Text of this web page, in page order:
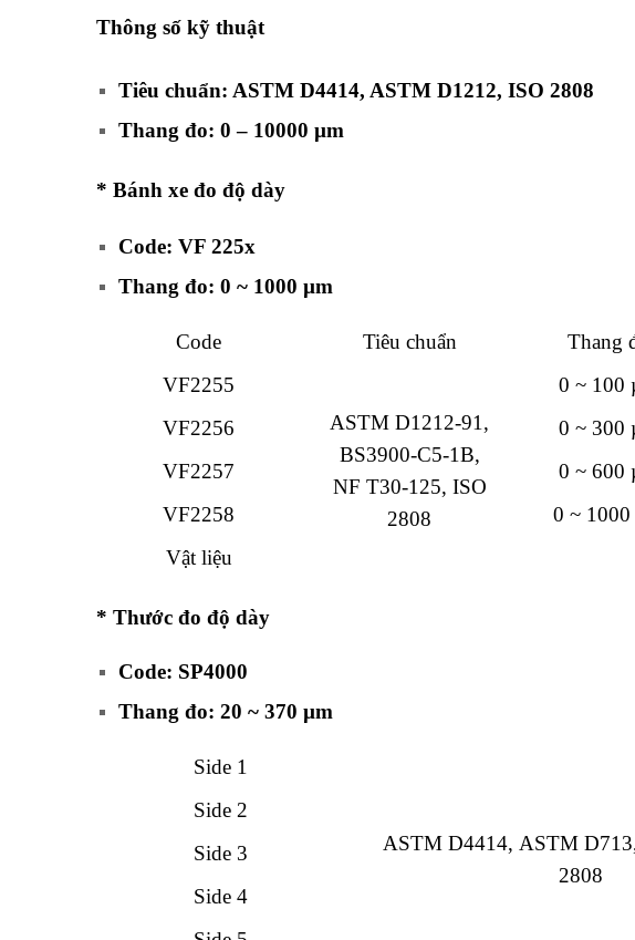
Thông số kỹ thuật
Tiêu chuẩn: ASTM D4414, ASTM D1212, ISO 2808
Thang đo: 0 – 10000 µm
* Bánh xe đo độ dày
Code: VF 225x
Thang đo: 0 ~ 1000 µm
Code Tiêu chuẩn Thang
VF2255
ASTM D1212-91,
BS3900-C5-1B,
NF T30-125, ISO
2808
0 ~ 100
VF2256 0 ~ 300
VF2257
0 ~ 600
VF2258
0 ~
Vật liệu
* Thước đo độ dày
Code: SP4000
Thang đo: 20 ~ 370 µm
Side 1
ASTM D4414, ASTM
2808
Side 2
Side 3
Side 4